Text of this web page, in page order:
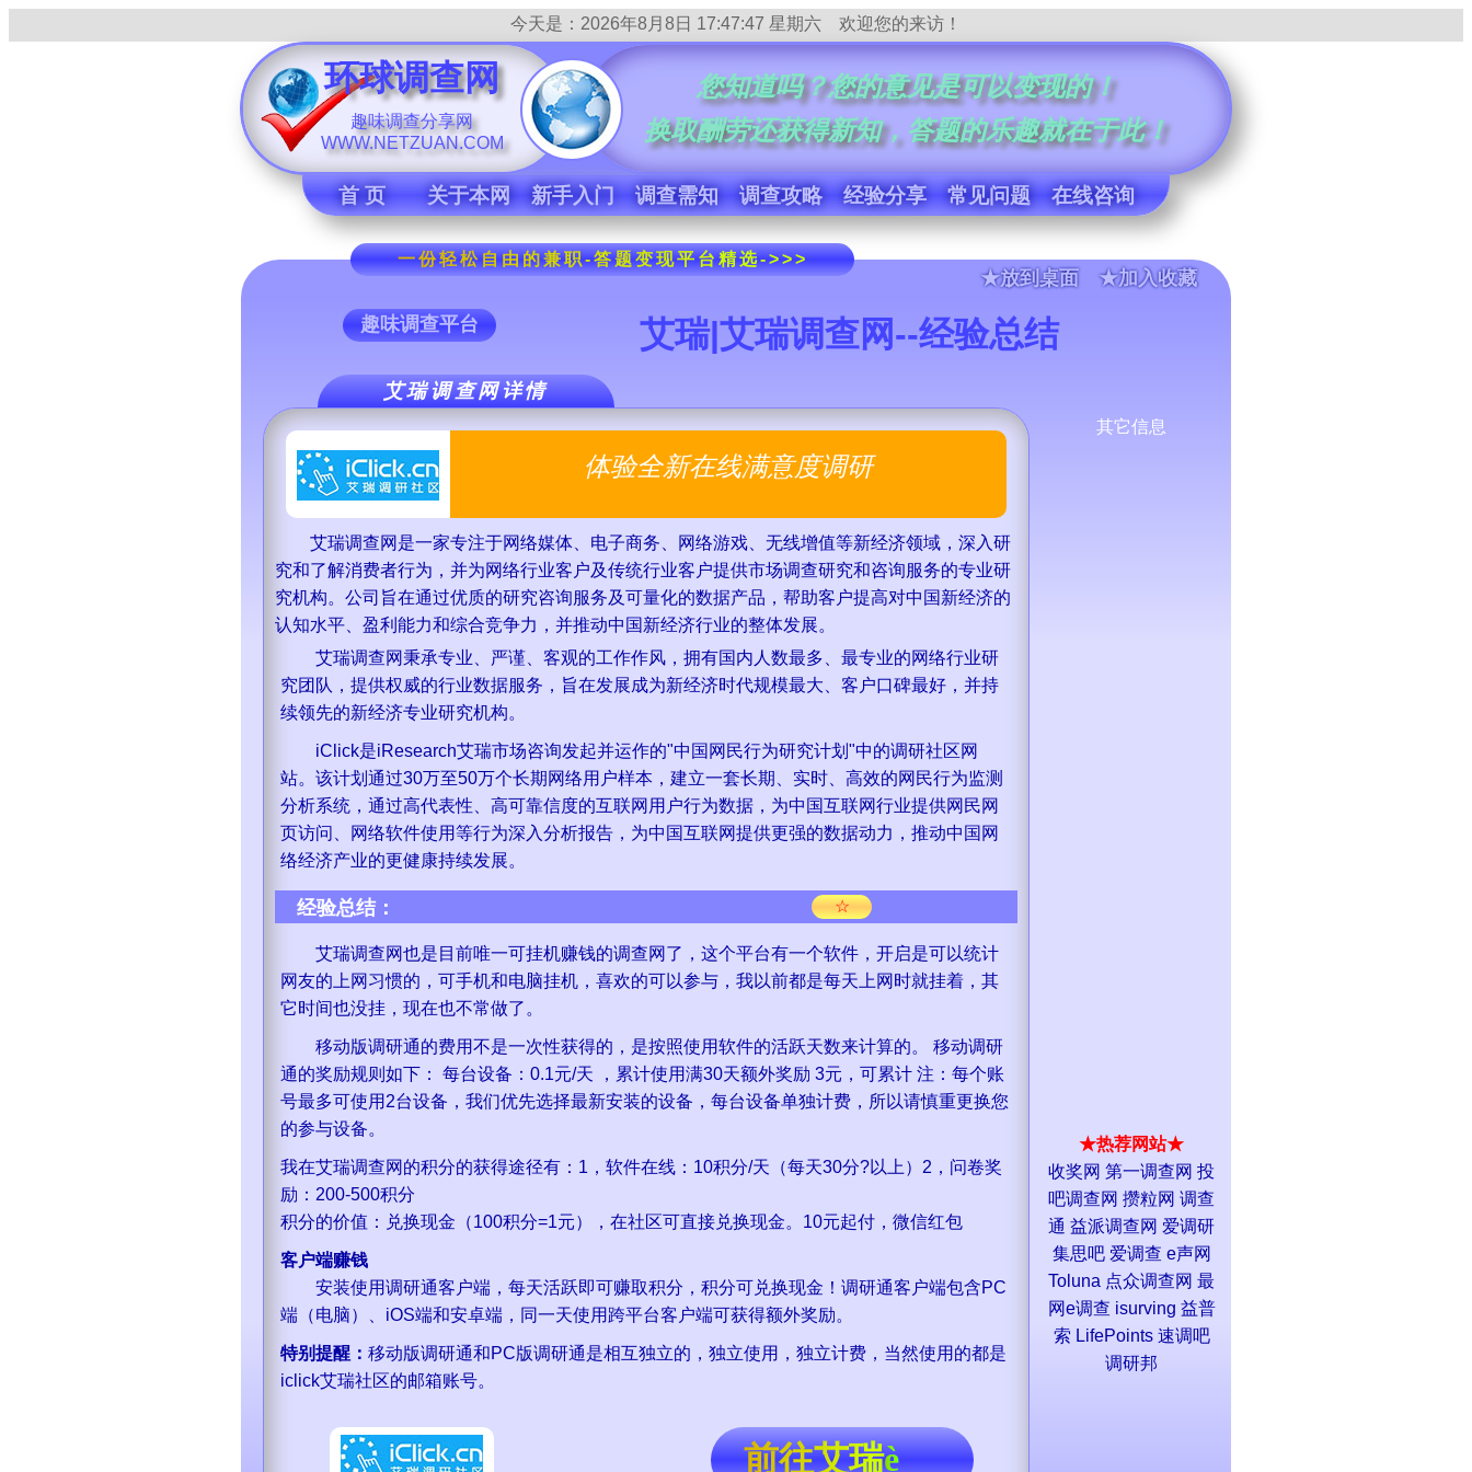
今天是： 2026年8月8日 17:47:47 星期六 欢迎您的来访！
环球调查网
趣味调查分享网
WWW.NETZUAN.COM
您知道吗？您的意见是可以变现的！
换取酬劳还获得新知，答题的乐趣就在于此！
首 页 关于本网 新手入门 调查需知 调查攻略 经验分享 常见问题 在线咨询
一份轻松自由的兼职-答题变现平台精选->>>
★放到桌面 ★加入收藏
趣味调查平台
艾瑞调查网详情
艾瑞|艾瑞调查网--经验总结
体验全新在线满意度调研
艾瑞调查网是一家专注于网络媒体、电子商务、网络游戏、无线增值等新经济领域，深入研
究和了解消费者行为，并为网络行业客户及传统行业客户提供市场调查研究和咨询服务的专业研
究机构。公司旨在通过优质的研究咨询服务及可量化的数据产品，帮助客户提高对中国新经济的
认知水平、盈利能力和综合竞争力，并推动中国新经济行业的整体发展。
艾瑞调查网秉承专业、严谨、客观的工作作风，拥有国内人数最多、最专业的网络行业研
究团队，提供权威的行业数据服务，旨在发展成为新经济时代规模最大、客户口碑最好，并持
续领先的新经济专业研究机构。
iClick是iResearch艾瑞市场咨询发起并运作的"中国网民行为研究计划"中的调研社区网
站。该计划通过30万至50万个长期网络用户样本，建立一套长期、实时、高效的网民行为监测
分析系统，通过高代表性、高可靠信度的互联网用户行为数据，为中国互联网行业提供网民网
页访问、网络软件使用等行为深入分析报告，为中国互联网提供更强的数据动力，推动中国网
络经济产业的更健康持续发展。
经验总结： ☆
艾瑞调查网也是目前唯一可挂机赚钱的调查网了，这个平台有一个软件，开启是可以统计
网友的上网习惯的，可手机和电脑挂机，喜欢的可以参与，我以前都是每天上网时就挂着，其
它时间也没挂，现在也不常做了。
移动版调研通的费用不是一次性获得的，是按照使用软件的活跃天数来计算的。 移动调研
通的奖励规则如下： 每台设备：0.1元/天 ，累计使用满30天额外奖励 3元，可累计 注：每个账
号最多可使用2台设备，我们优先选择最新安装的设备，每台设备单独计费，所以请慎重更换您
的参与设备。
我在艾瑞调查网的积分的获得途径有：1，软件在线：10积分/天（每天30分?以上）2，问卷奖
励：200-500积分
积分的价值：
（100积分=1元），在社区可直接 。10元起付，
客户端赚钱
安装使用调研通客户端，每天活跃即可赚取积分，积分可
！调研通客户端包含PC
端（电脑）、iOS端和安卓端，同一天使用跨平台客户端可获得额外奖励。
特别提醒： 移动版调研通和PC版调研通是相互独立的，独立使用，独立计费，当然使用的都是
iclick艾瑞社区的邮箱账号。
前往艾瑞è
其它信息
★热荐网站★
收奖网 第一调查网 投
吧调查网 攒粒网 调查
通 益派调查网 爱调研
集思吧 爱调查 e声网
Toluna 点众调查网 最
网e调查 isurving 益普
索 LifePoints 速调吧
调研邦